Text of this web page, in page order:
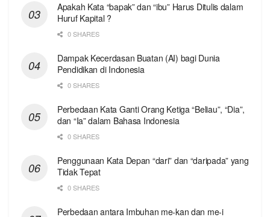
Apakah Kata “bapak” dan “ibu” Harus Ditulis dalam
Huruf Kapital ?
0 SHARES
Dampak Kecerdasan Buatan (AI) bagi Dunia
Pendidikan di Indonesia
0 SHARES
Perbedaan Kata Ganti Orang Ketiga “Beliau”, “Dia”,
dan “Ia” dalam Bahasa Indonesia
0 SHARES
Penggunaan Kata Depan “dari” dan “daripada” yang
Tidak Tepat
0 SHARES
Perbedaan antara Imbuhan me-kan dan me-i